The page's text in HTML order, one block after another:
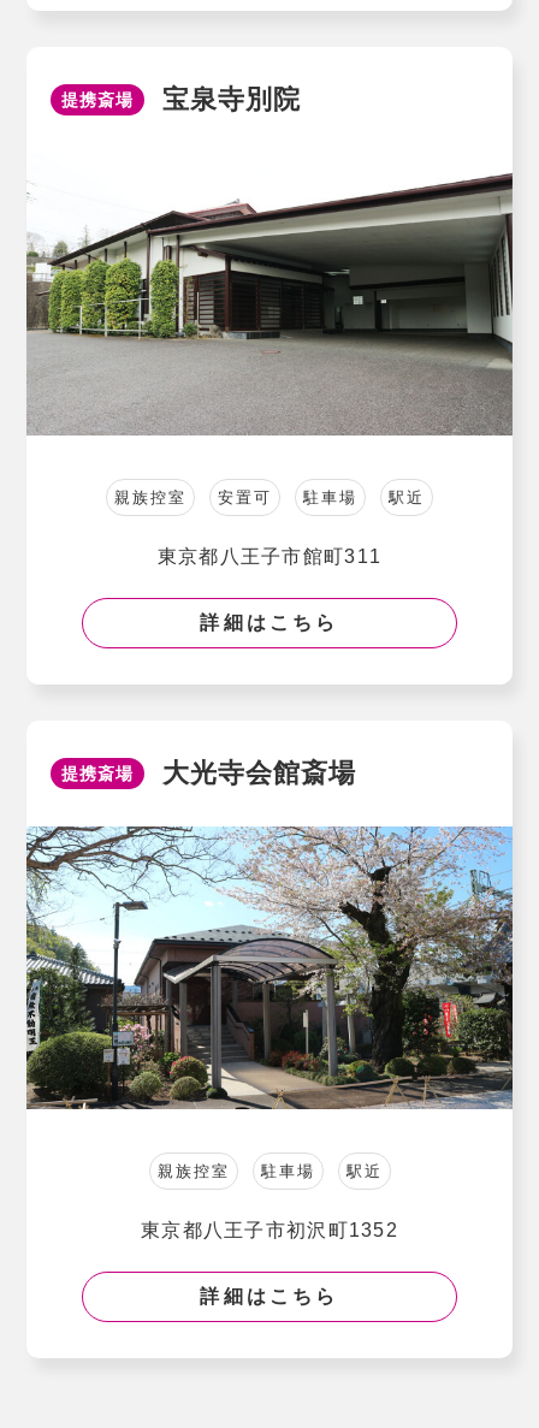
提携斎場 宝泉寺別院
親族控室 安置可 駐車場 駅近
東京都八王子市館町311
詳細はこちら
提携斎場 大光寺会館斎場
親族控室 駐車場 駅近
東京都八王子市初沢町1352
詳細はこちら